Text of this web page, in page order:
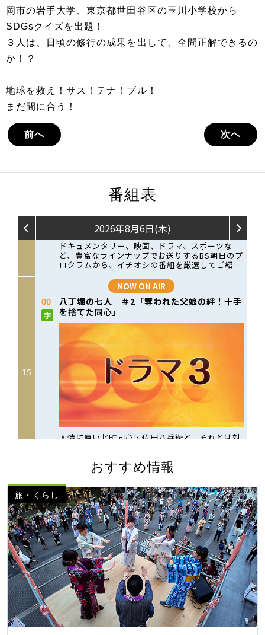
岡市の岩手大学、東京都世田谷区の玉川小学校から
SDGsクイズを出題！
３人は、日頃の修行の成果を出して、全問正解できるの
か！？
地球を救え！サス！テナ！ブル！
まだ間に合う！
前へ 次へ
番組表
おすすめ情報
旅・くらし